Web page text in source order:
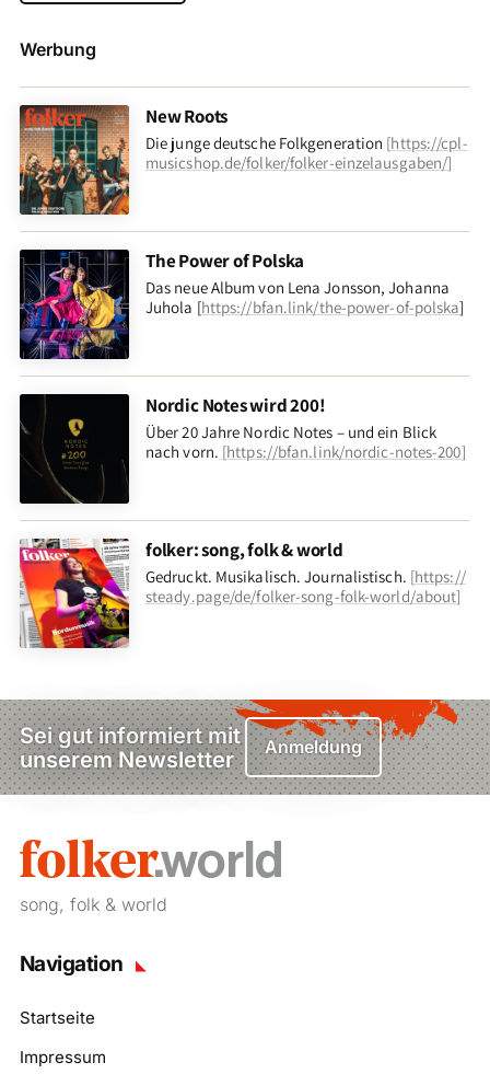
Werbung
New Roots
Die junge deutsche Folkgeneration [https://cpl-
musicshop.de/folker/folker-einzelausgaben/]
The Power of Polska
Das neue Album von Lena Jonsson, Johanna
Juhola [https://bfan.link/the-power-of-polska]
Nordic Notes wird 200!
Über 20 Jahre Nordic Notes – und ein Blick
nach vorn. [https://bfan.link/nordic-notes-200]
folker: song, folk & world
Gedruckt. Musikalisch. Journalistisch. [https://
steady.page/de/folker-song-folk-world/about]
Sei gut informiert mit
unserem Newsletter
Anmeldung
song, folk & world
Navigation
Startseite
Impressum